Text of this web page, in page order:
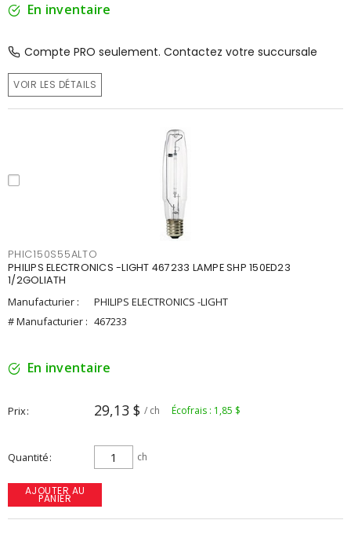
En inventaire
Compte PRO seulement. Contactez votre succursale
VOIR LES DÉTAILS
PHIC150S55ALTO
PHILIPS ELECTRONICS -LIGHT 467233 LAMPE SHP 150ED23
1/2GOLIATH
Manufacturier :
PHILIPS ELECTRONICS -LIGHT
# Manufacturier : 467233
En inventaire
Prix 29,13 $ / ch Écofrais : 1,85 $
Quantité ch
AJOUTER AU
PANIER